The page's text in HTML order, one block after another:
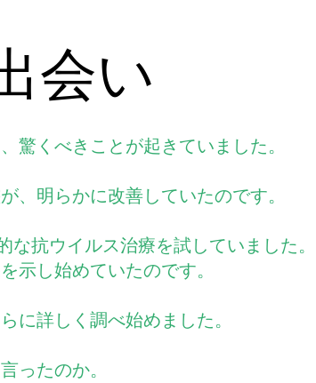
会い
驚くべきことが起きていました。
、明らかに改善していたのです。
な抗ウイルス治療を試していました。
示し始めていたのです。
に詳しく調べ始めました。
ったのか。